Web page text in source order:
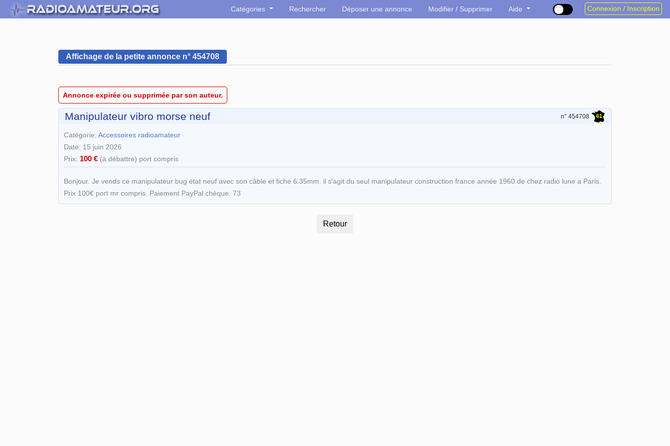
Catégories Rechercher Déposer une annonce Modifier / Supprimer Aide Connexion / Inscription
Affichage de la petite annonce n° 454708
Annonce expirée ou supprimée par son auteur.
Manipulateur vibro morse neuf n° 454708 61
Catégorie: Accessoires radioamateur
Date: 15 juin 2026
Prix: 100 € (à débattre) port compris
Bonjour. Je vends ce manipulateur bug état neuf avec son câble et fiche 6.35mm. il s'agit du seul manipulateur construction france année 1960 de chez radio lune a Paris.
Prix 100€ port mr compris. Paiement PayPal chèque. 73